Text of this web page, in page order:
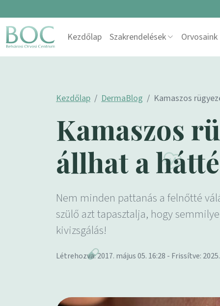
Skip to content
Main Navigation
Kezdőlap Szakrendelések Orvosaink
Kezdőlap DermaBlog Kamaszos
Kamaszos
állhat a
Nem minden pattanás a felnőtté
szülő azt tapasztalja, hogy
kivizsgálás!
Létrehozva: 2017. május 05. 16:28 - Frissítve: